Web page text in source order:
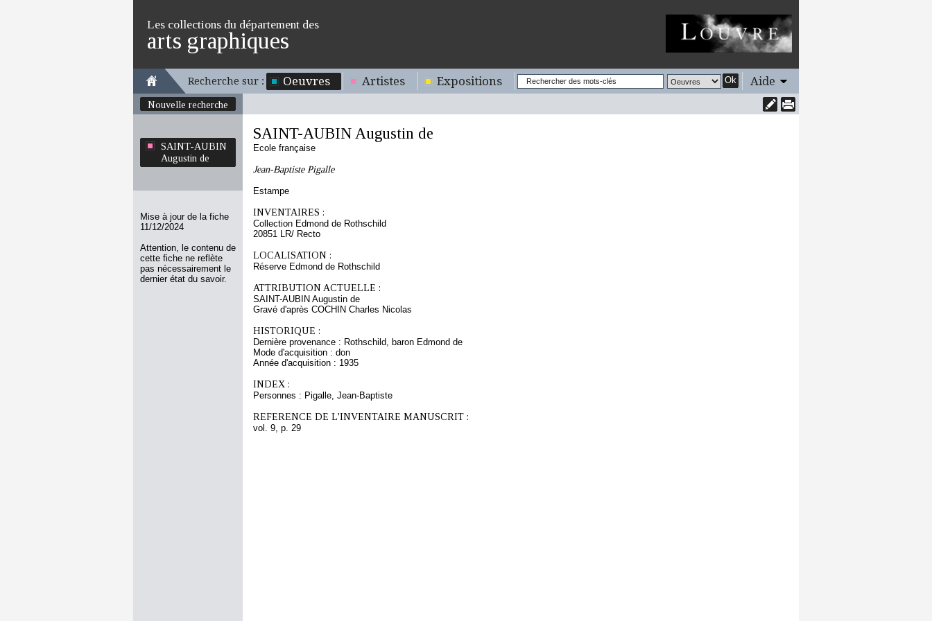
Les collections du département des
arts graphiques
Recherche sur : Oeuvres Artistes Expositions Ok Aide
Nouvelle recherche
SAINT-AUBIN
Augustin de
Mise à jour de la fiche
11/12/2024
Attention, le contenu de
cette fiche ne reflète
pas nécessairement le
dernier état du savoir.
SAINT-AUBIN Augustin de
Ecole française
Jean-Baptiste Pigalle
Estampe
INVENTAIRES :
Collection Edmond de Rothschild
20851 LR/ Recto
LOCALISATION :
Réserve Edmond de Rothschild
ATTRIBUTION ACTUELLE :
SAINT-AUBIN Augustin de
Gravé d'après COCHIN Charles Nicolas
HISTORIQUE :
Dernière provenance : Rothschild, baron Edmond de
Mode d'acquisition : don
Année d'acquisition : 1935
INDEX :
Personnes : Pigalle, Jean-Baptiste
REFERENCE DE L'INVENTAIRE MANUSCRIT :
vol. 9, p. 29